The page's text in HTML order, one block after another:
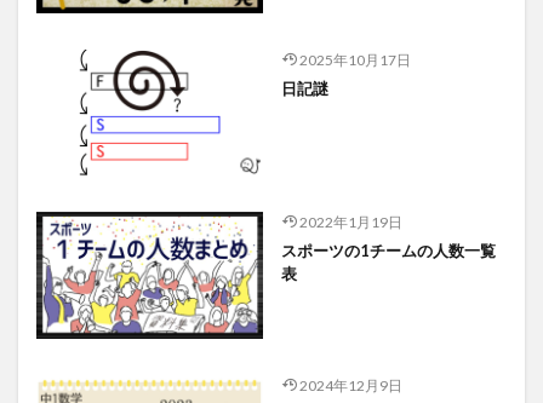
2025年10月17日
日記謎
2022年1月19日
スポーツの1チームの人数一覧
表
2024年12月9日